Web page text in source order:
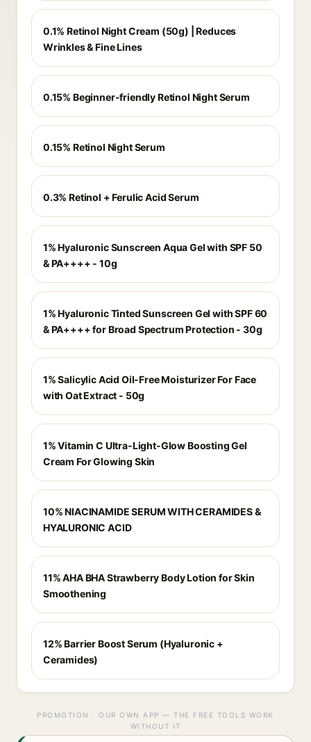
0.1% Retinol Night Cream (50g) | Reduces
Wrinkles & Fine Lines
0.15% Beginner-friendly Retinol Night Serum
0.15% Retinol Night Serum
0.3% Retinol + Ferulic Acid Serum
1% Hyaluronic Sunscreen Aqua Gel with SPF 50
& PA++++ - 10g
1% Hyaluronic Tinted Sunscreen Gel with SPF 60
& PA++++ for Broad Spectrum Protection - 30g
1% Salicylic Acid Oil-Free Moisturizer For Face
with Oat Extract - 50g
1% Vitamin C Ultra-Light-Glow Boosting Gel
Cream For Glowing Skin
10% NIACINAMIDE SERUM WITH CERAMIDES &
HYALURONIC ACID
11% AHA BHA Strawberry Body Lotion for Skin
Smoothening
12% Barrier Boost Serum (Hyaluronic +
Ceramides)
PROMOTION · OUR OWN APP — THE FREE TOOLS WORK
WITHOUT IT